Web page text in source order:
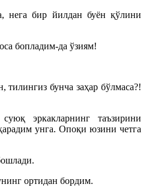
нега бир йилдан буён қўлини
бопладим-да ўзиям!
бунча заҳар бўлмаса?!
эркакларнинг таъзирини
унга. Опоқи юзини четга
ортидан бордим.